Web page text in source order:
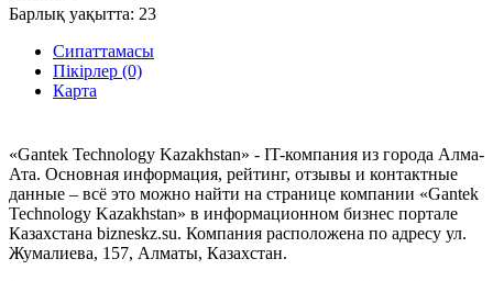
Барлық уақытта: 23
Сипаттамасы
Пікірлер (0)
Карта
«Gantek Technology Kazakhstan» - IT-компания из города Алма-
Ата. Основная информация, рейтинг, отзывы и контактные
данные – всё это можно найти на странице компании «Gantek
Technology Kazakhstan» в информационном бизнес портале
Казахстана bizneskz.su. Компания расположена по адресу ул.
Жумалиева, 157, Алматы, Казахстан.